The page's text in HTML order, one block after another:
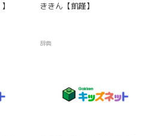
ききん【飢饉】
辞典